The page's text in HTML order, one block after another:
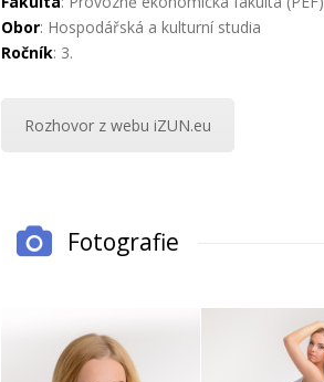
Obor: Hospodářská a kulturní studia
Ročník: 3.
Rozhovor z webu iZUN.eu
Fotografie